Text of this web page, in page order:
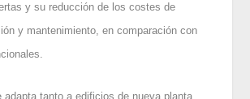
y su reducción de los costes de
y mantenimiento, en comparación con
adapta tanto a edificios de nueva planta